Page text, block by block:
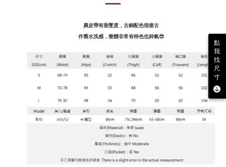
麂皮帶有垂墜度，古銅配色很復古
作舊水洗感，整體非常有特色也帥氣😎
點
我
找
尺
寸